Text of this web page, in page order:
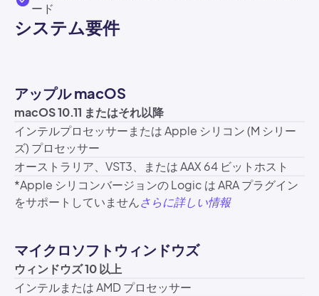
ード
システム要件
アップル macOS
macOS 10.11 またはそれ以降
インテルプロセッサーまたは Apple シリコン (M シリー
ズ) プロセッサー
オーストラリア、VST3、または AAX 64 ビットホスト
*Apple シリコンバージョンの Logic は ARA プラグイン
をサポートしていませんさらに詳しい情報
マイクロソフトウィンドウズ
ウィンドウズ 10 以上
インテルまたは AMD プロセッサー